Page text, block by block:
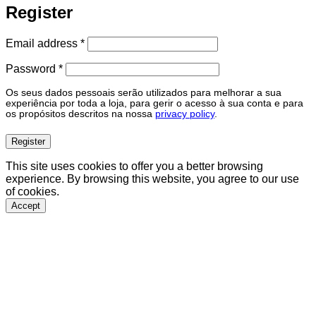
Register
Email address *Required
Password *Required
Os seus dados pessoais serão utilizados para melhorar a sua
experiência por toda a loja, para gerir o acesso à sua conta e para
os propósitos descritos na nossa privacy policy.
Register
This site uses cookies to offer you a better browsing
experience. By browsing this website, you agree to our use
of cookies.
Accept